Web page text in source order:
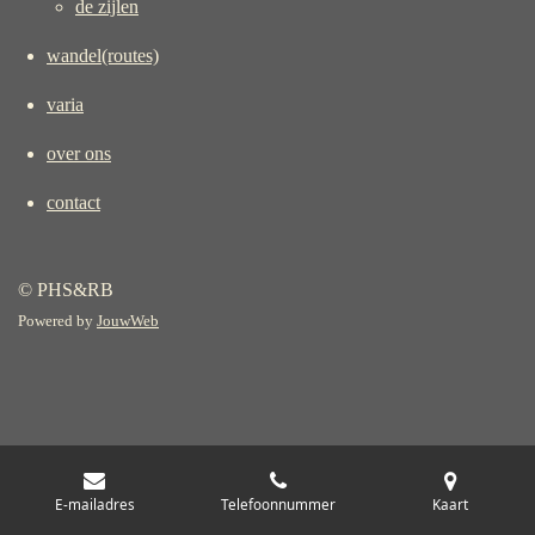
de zijlen
wandel(routes)
varia
over ons
contact
© PHS&RB
Powered by JouwWeb
E-mailadres Telefoonnummer Kaart